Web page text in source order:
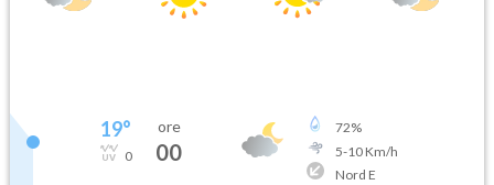
19°
0
ore
00
72%
5-10Km/h
Nord E